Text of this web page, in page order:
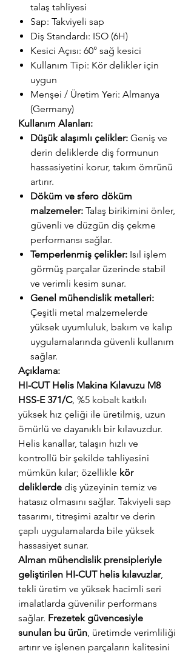
talaş tahliyesi
Sap: Takviyeli sap
Diş Standardı: ISO (6H)
Kesici Açısı: 60° sağ kesici
Kullanım Tipi: Kör delikler için
uygun
Menşei / Üretim Yeri: Almanya
(Germany)
Kullanım Alanları:
Düşük alaşımlı çelikler: Geniş ve
derin deliklerde diş formunun
hassasiyetini korur, takım ömrünü
artırır.
Döküm ve sfero döküm
malzemeler: Talaş birikimini önler,
güvenli ve düzgün diş çekme
performansı sağlar.
Temperlenmiş çelikler: Isıl işlem
görmüş parçalar üzerinde stabil
ve verimli kesim sunar.
Genel mühendislik metalleri:
Çeşitli metal malzemelerde
yüksek uyumluluk, bakım ve kalıp
uygulamalarında güvenli kullanım
sağlar.
Açıklama:
HI-CUT Helis Makina Kılavuzu M8
HSS-E 371/C, %5 kobalt katkılı
yüksek hız çeliği ile üretilmiş, uzun
ömürlü ve dayanıklı bir kılavuzdur.
Helis kanallar, talaşın hızlı ve
kontrollü bir şekilde tahliyesini
mümkün kılar; özellikle kör
deliklerde diş yüzeyinin temiz ve
hatasız olmasını sağlar. Takviyeli sap
tasarımı, titreşimi azaltır ve derin
çaplı uygulamalarda bile yüksek
hassasiyet sunar.
Alman mühendislik prensipleriyle
geliştirilen HI-CUT helis kılavuzlar,
tekli üretim ve yüksek hacimli seri
imalatlarda güvenilir performans
sağlar. Frezetek güvencesiyle
sunulan bu ürün , üretimde verimliliği
artırır ve işlenen parçaların kalitesini